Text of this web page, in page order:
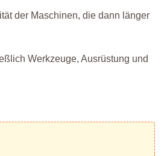
der Maschinen, die dann länger
Werkzeuge, Ausrüstung und